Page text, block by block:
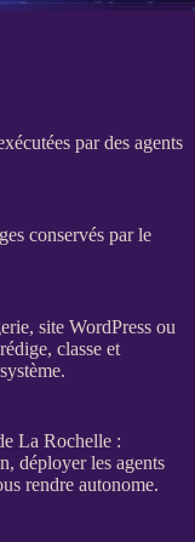
par des agents
conservés par le
site WordPressou
classe et
La Rochelle :
déployer les agents
rendre autonome.